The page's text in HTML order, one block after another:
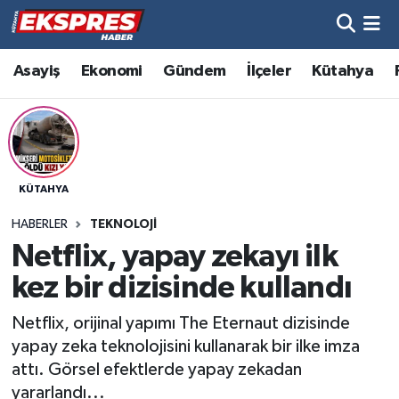
Asayiş Ekonomi Gündem İlçeler Kütahya
KÜTAHYA
HABERLER TEKNOLOJI
Netflix, yapay zekayı ilk
kez bir dizisinde kullandı
Netflix, orijinal yapımı The Eternaut dizisinde
yapay zeka teknolojisini kullanarak bir ilke imza
attı. Görsel efektlerde yapay zekadan
yararlandı...
Altıntaş
Asayiş
Aslanapa
Bölge
Çavdarhisar
Domaniç
Dumlupınar
Hava Durumu
Trafik Durumu
Süper Lig Puan Durumu ve Fikstür
Son Dakika Haberleri
Haber Arşivi